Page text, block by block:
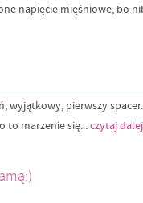
napięcie mięśniowe, bo
wyjątkowy, pierwszy
to marzenie się...czytaj